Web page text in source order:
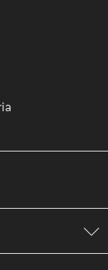
account cliente